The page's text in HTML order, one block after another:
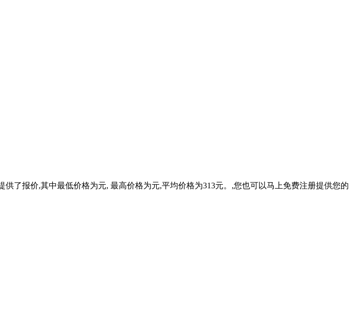
了报价,其中最低价格为元, 最高价格为元,平均价格为313元。,您也可以马上免费注册提供您的